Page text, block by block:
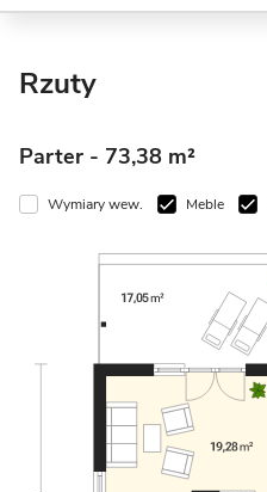
Rzuty
Parter - 73,38 m²
Wymiary wew. Meble